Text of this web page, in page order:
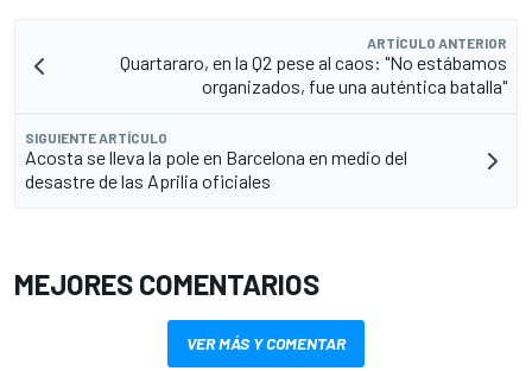
ARTÍCULO ANTERIOR
Quartararo, en la Q2 pese al caos: "No estábamos
organizados, fue una auténtica batalla"
SIGUIENTE ARTÍCULO
Acosta se lleva la pole en Barcelona en medio del
desastre de las Aprilia oficiales
MEJORES COMENTARIOS
VER MÁS Y COMENTAR